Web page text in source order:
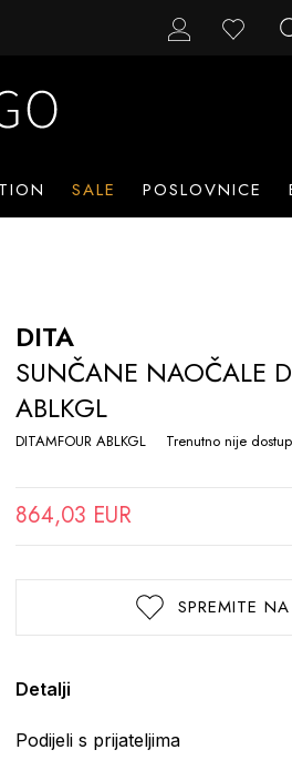
SALE POSLOVNICE
DITA
SUNČANE NAOČALE
ABLKGL
DITAMFOUR ABLKGL Trenutno nije
864,03 EUR
SPREMITE
Detalji
Podijeli s prijateljima